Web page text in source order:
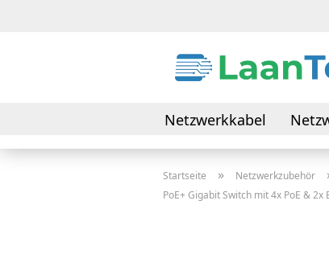
Netzwerkkabel
Daten- &
Startseite » Netzwerkzubehör
PoE+ Gigabit Switch mit 4x PoE &